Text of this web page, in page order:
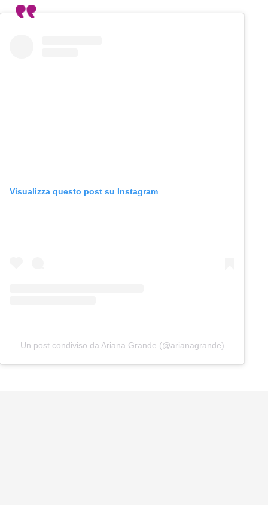
Visualizza questo post su Instagram
Un post condiviso da Ariana Grande (@arianagrande)